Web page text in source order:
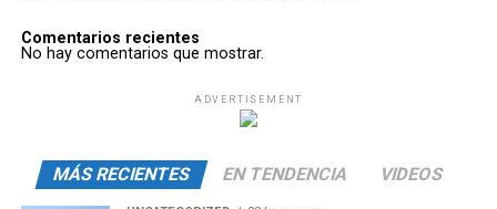
Comentarios recientes
No hay comentarios que mostrar.
ADVERTISEMENT
MÁS RECIENTES EN TENDENCIA VIDEOS